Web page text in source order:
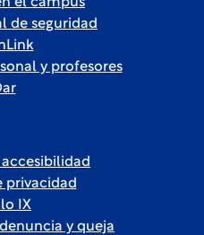
de seguridad
y profesores
accesibilidad
privacidad
IX
y queja